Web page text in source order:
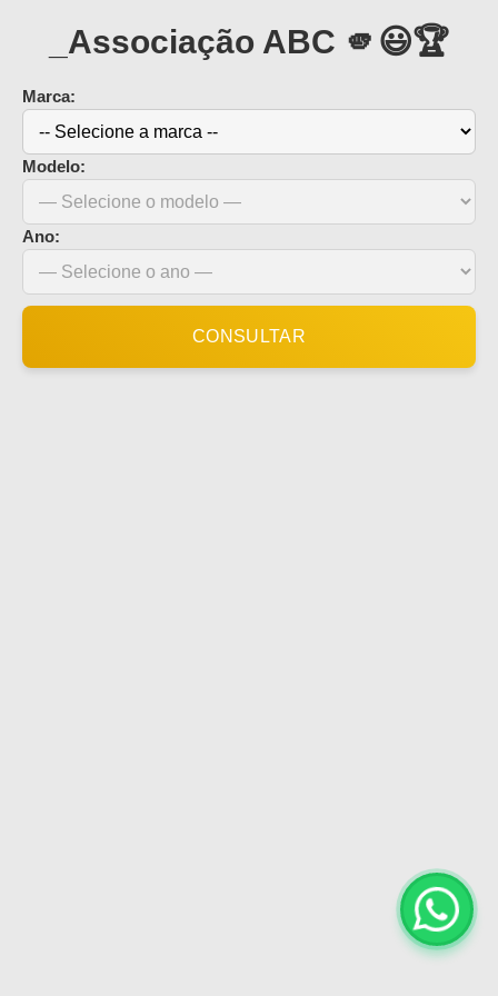
_Associação ABC 🫵😃🏆
Marca:
Modelo:
Ano:
CONSULTAR